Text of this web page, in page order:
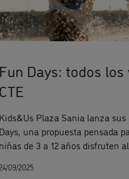
Days: todos
Plaza Sania lanza sus
una propuesta pensada
de 3 a 12 años disfruten
09/2025